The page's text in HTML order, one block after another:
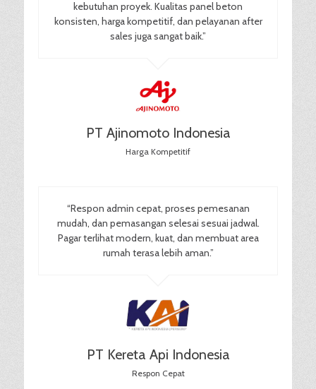
kebutuhan proyek. Kualitas panel beton
konsisten, harga kompetitif, dan pelayanan after
sales juga sangat baik.”
PT Ajinomoto Indonesia
Harga Kompetitif
“Respon admin cepat, proses pemesanan
mudah, dan pemasangan selesai sesuai jadwal.
Pagar terlihat modern, kuat, dan membuat area
rumah terasa lebih aman.”
PT Kereta Api Indonesia
Respon Cepat